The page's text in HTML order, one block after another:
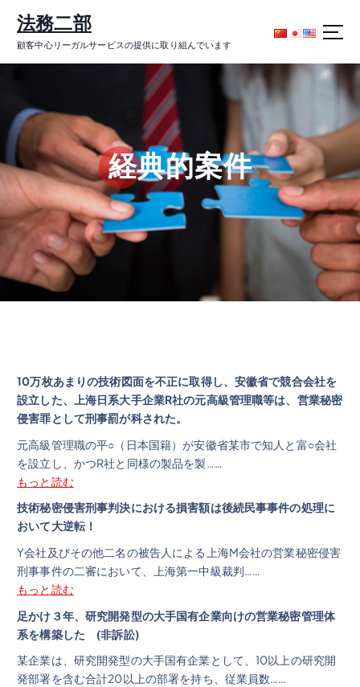
ン
キ
プ
法務二部
顧客中心リーガルサービスの提供に取り組んでいます
経典的案件
10万枚あまりの技術図面を不正に取得し、安徽省で競合会社を
設立した、上海日系大手企業R社の元高級管理職等は、営業秘密
侵害罪として刑事罰が科された。
元高級管理職の平○（日本国籍）が安徽省某市で知人と富○会社
を設立し、かつR社と同様の製品を製……
もっと読む
技術秘密侵害刑事判決における損害額は後続民事事件の処理に
おいて大逆転！
Y会社及びその他二名の被告人による上海M会社の営業秘密侵害
刑事事件の二審において、上海第一中級裁判……
もっと読む
足かけ３年、研究開発型の大手国有企業向けの営業秘密管理体
系を構築した (非訴訟)
某企業は、研究開発型の大手国有企業として、10以上の研究開
発部署を含む合計20以上の部署を持ち、従業員数……